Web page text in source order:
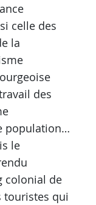
celle des
la
des
population…
le
colonial de
touristes qui